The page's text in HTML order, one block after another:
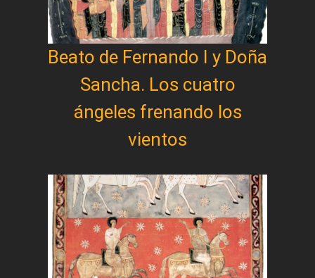
Beato de Fernando I y Doña
Sancha. Los cuatro
ángeles frenando los
vientos